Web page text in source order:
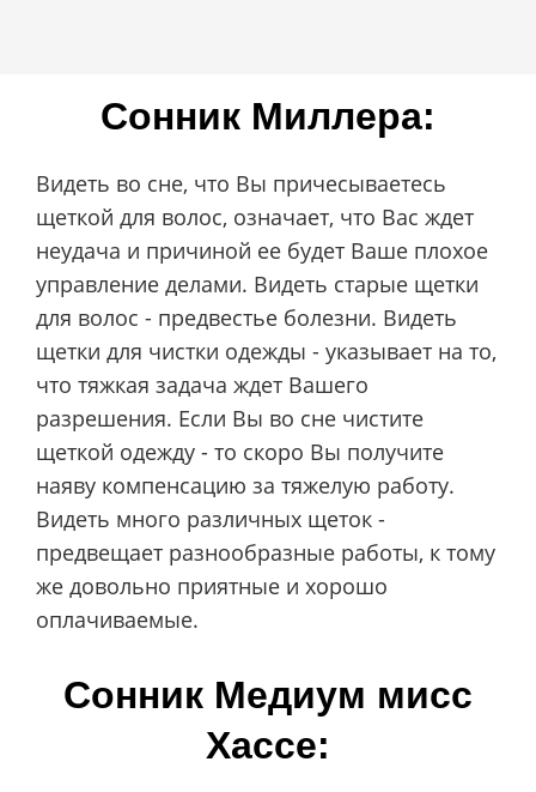
Сонник Миллера:
Видеть во сне, что Вы причесываетесь
щеткой для волос, означает, что Вас ждет
неудача и причиной ее будет Ваше плохое
управление делами. Видеть старые щетки
для волос - предвестье болезни. Видеть
щетки для чистки одежды - указывает на то,
что тяжкая задача ждет Вашего
разрешения. Если Вы во сне чистите
щеткой одежду - то скоро Вы получите
наяву компенсацию за тяжелую работу.
Видеть много различных щеток -
предвещает разнообразные работы, к тому
же довольно приятные и хорошо
оплачиваемые.
Сонник Мeдиyм миcc
Xacce: